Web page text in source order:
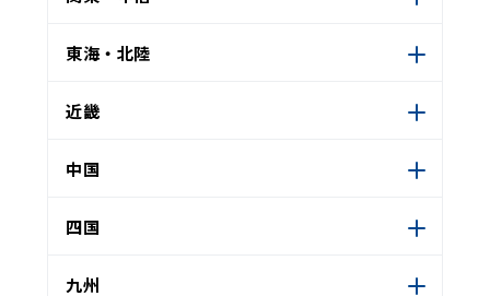
東海・北陸
近畿
中国
四国
九州